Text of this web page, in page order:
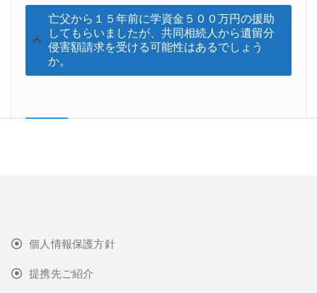
亡父から１５年前に学資金５００万円の援助
してもらいましたが、共同相続人から遺留分
侵害額請求を受ける可能性はあるでしょう
か。
個人情報保護方針
提携先ご紹介